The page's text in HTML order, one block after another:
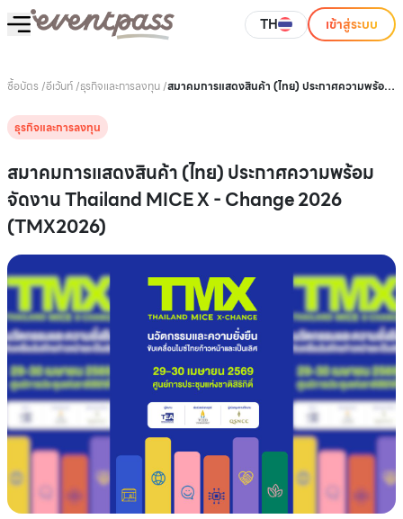
TH เข้าสู่ระบบ
ซื้อบัตร /อีเว้นท์/ธุรกิจและการลงทุน/สมาคมการแสดงสินค้า (ไทย) ประกาศความพร้อม
ธุรกิจและการลงทุน
สมาคมการแสดงสินค้า (ไทย) ประกาศความพร้อม
จัดงาน Thailand MICE X - Change 2026
(TMX2026)